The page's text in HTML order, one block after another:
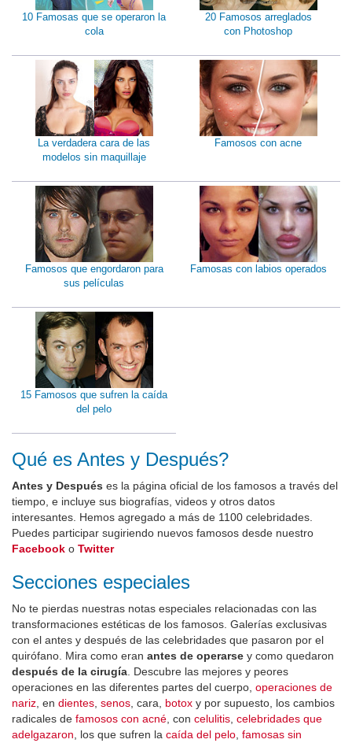
10 Famosas que se operaron la
cola
20 Famosos arreglados
con Photoshop
La verdadera cara de las
modelos sin maquillaje
Famosos con acne
Famosos que engordaron para
sus películas
Famosas con labios operados
15 Famosos que sufren la caída
del pelo
Qué es Antes y Después?
Antes y Después es la página oficial de los famosos a través del
tiempo, e incluye sus biografías, videos y otros datos
interesantes. Hemos agregado a más de 1100 celebridades.
Puedes participar sugiriendo nuevos famosos desde nuestro
Facebook o Twitter
Secciones especiales
No te pierdas nuestras notas especiales relacionadas con las
transformaciones estéticas de los famosos. Galerías exclusivas
con el antes y después de las celebridades que pasaron por el
quirófano. Mira como eran antes de operarse y como quedaron
después de la cirugía . Descubre las mejores y peores
operaciones en las diferentes partes del cuerpo, operaciones de
nariz , en dientes senos , cara, botox y por supuesto, los cambios
radicales de famosos con acné , con celulitis celebridades que
adelgazaron , los que sufren la caída del pelo famosas sin